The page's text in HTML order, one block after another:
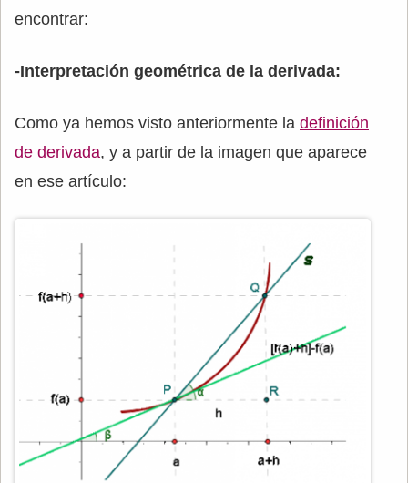
encontrar:
-Interpretación geométrica de la derivada:
Como ya hemos visto anteriormente la definición
de derivada, y a partir de la imagen que aparece
en ese artículo: